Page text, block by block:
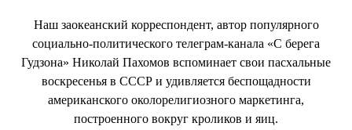
Наш заокеанский корреспондент, автор популярного
социально-политического телеграм-канала «C берега
Гудзона» Николай Пахомов вспоминает свои пасхальные
воскресенья в СССР и удивляется беспощадности
американского околорелигиозного маркетинга,
построенного вокруг кроликов и яиц.